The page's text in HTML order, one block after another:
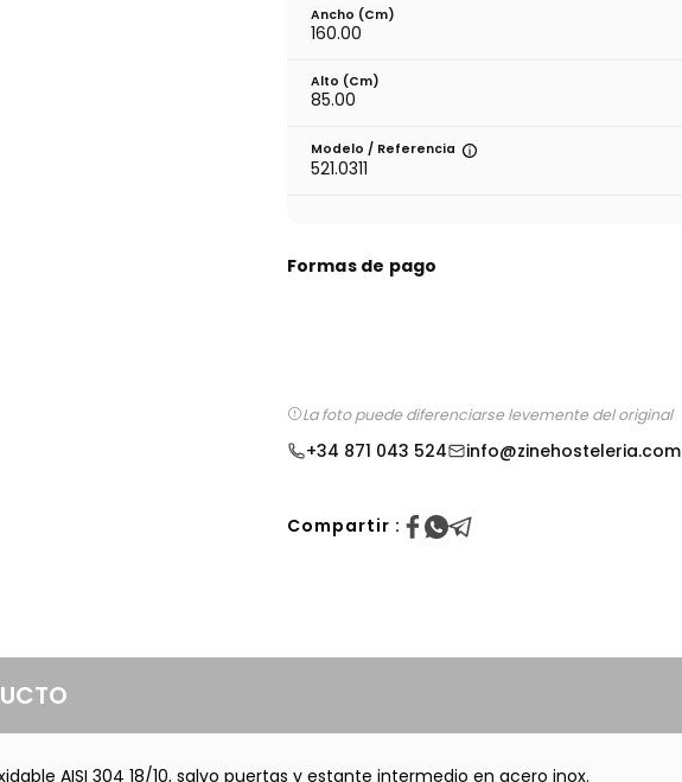
Ancho (cm)
160.00
Alto (cm)
85.00
Modelo / Referencia
521.0311
Formas de pago
La foto puede diferenciarse levemente del original
+34 871 043 524 info@zinehosteleria.com
Compartir :
AISI 304 18/10, salvo puertas y estante intermedio en acero inox.